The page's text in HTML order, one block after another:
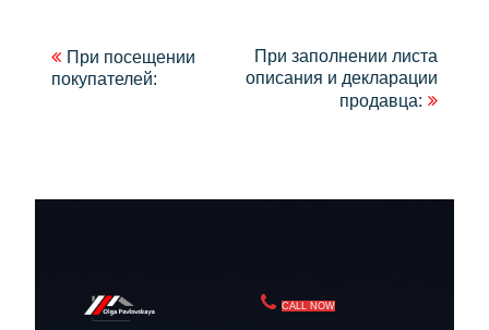
Навигация
по
При посещении
покупателей:
При заполнении листа
описания и декларации
продавца:
CALL NOW